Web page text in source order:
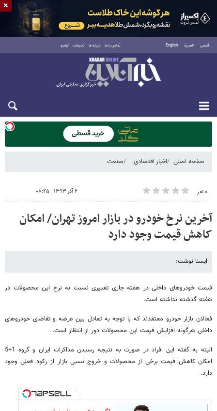
فارسی العربية English تماس با ما درباره ما تبلیغات آرشیو
دوشنبه ۱۹ مرداد ۱۴۰۵
صفحه اصلی اخبار اقتصادی صنعت
۰ نفر ۲ آذر ۱۳۹۳ - ۰۸:۴۵
آخرین نرخ خودرو در بازار امروز تهران/ امکان
کاهش قیمت وجود دارد
ایسنا نوشت:
قیمت خودروهای داخلی در هفته جاری تغییری نسبت به نرخ این محصولات در
هفته گذشته نداشته است.
فعالان بازار خودرو معتقدند که با توجه به تعادل بین عرضه و تقاضای خودروهای
داخلی هرگونه افزایش قیمت این محصولات دور از انتظار است.
البته به گفته این افراد در صورت به نتیجه رسیدن مذاکرات ایران و گروه 1+5
امکان کاهش قیمت برخی از محصولات و خروج نسبی بازار از رکود فعلی وجود
دارد.
×